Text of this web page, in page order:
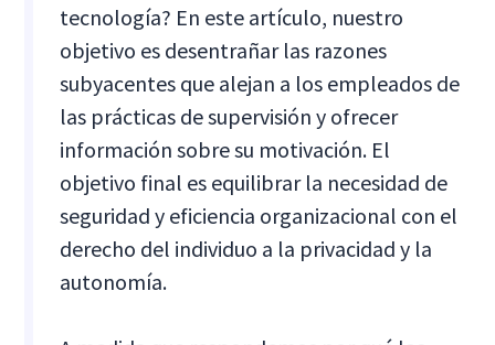
tecnología? En este artículo, nuestro
objetivo es desentrañar las razones
subyacentes que alejan a los empleados de
las prácticas de supervisión y ofrecer
información sobre su motivación. El
objetivo final es equilibrar la necesidad de
seguridad y eficiencia organizacional con el
derecho del individuo a la privacidad y la
autonomía.